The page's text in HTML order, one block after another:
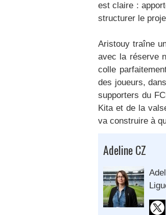
est claire :
structurer le
Aristouy traîne
avec la réserve
colle
des joueurs,
supporters du
Kita et de la
va construire à
Adeline CZ